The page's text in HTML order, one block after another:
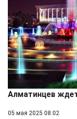
Алматинцев
05 мая 2025 08:02